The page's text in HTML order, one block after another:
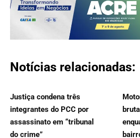
Notícias relacionadas:
Justiça condena três
integrantes do PCC por
assassinato em “tribunal
do crime”